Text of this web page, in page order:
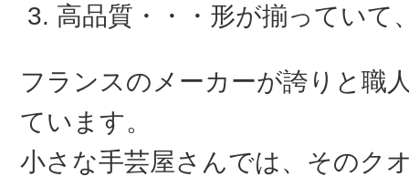
高品質・・・形が揃っていて
フランスのメーカーが誇りと職
ています。
小さな手芸屋さんでは、そのク